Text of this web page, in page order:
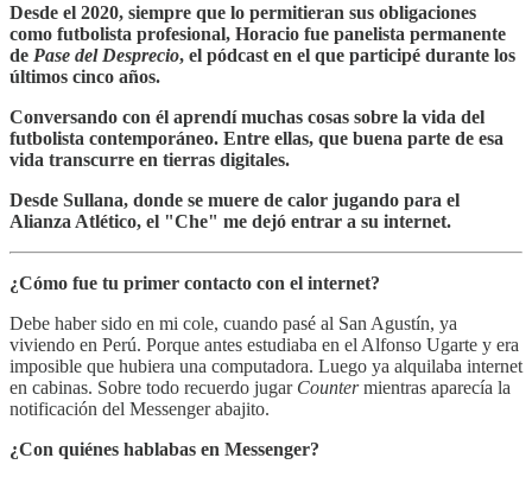
Desde el 2020, siempre que lo permitieran sus obligaciones
como futbolista profesional, Horacio fue panelista permanente
de Pase del Desprecio, el pódcast en el que participé durante los
últimos cinco años.
Conversando con él aprendí muchas cosas sobre la vida del
futbolista contemporáneo. Entre ellas, que buena parte de esa
vida transcurre en tierras digitales.
Desde Sullana, donde se muere de calor jugando para el
Alianza Atlético, el "Che" me dejó entrar a su internet.
¿Cómo fue tu primer contacto con el internet?
Debe haber sido en mi cole, cuando pasé al San Agustín, ya
viviendo en Perú. Porque antes estudiaba en el Alfonso Ugarte y era
imposible que hubiera una computadora. Luego ya alquilaba internet
en cabinas. Sobre todo recuerdo jugar Countermientras aparecía la
notificación del Messenger abajito.
¿Con quiénes hablabas en Messenger?